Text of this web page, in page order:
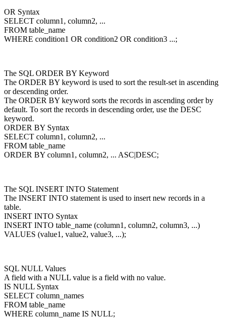
OR Syntax
SELECT column1, column2, ...
FROM table_name
WHERE condition1 OR condition2 OR condition3 ...;
The SQL ORDER BY Keyword
The ORDER BY keyword is used to sort the result-set in ascending
or descending order.
The ORDER BY keyword sorts the records in ascending order by
default. To sort the records in descending order, use the DESC
keyword.
ORDER BY Syntax
SELECT column1, column2, ...
FROM table_name
ORDER BY column1, column2, ... ASC|DESC;
The SQL INSERT INTO Statement
The INSERT INTO statement is used to insert new records in a
table.
INSERT INTO Syntax
INSERT INTO table_name (column1, column2, column3, ...)
VALUES (value1, value2, value3, ...);
SQL NULL Values
A field with a NULL value is a field with no value.
IS NULL Syntax
SELECT column_names
FROM table_name
WHERE column_name IS NULL;